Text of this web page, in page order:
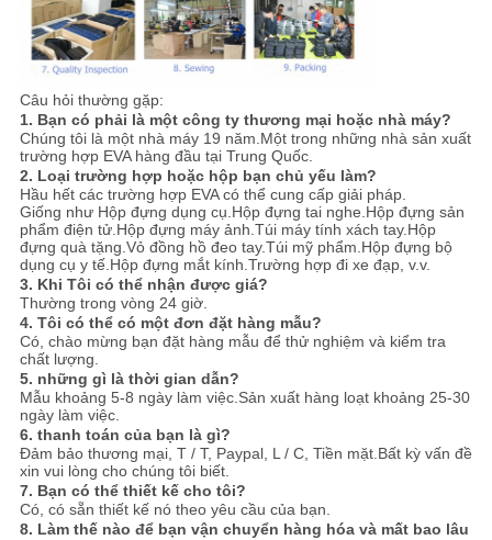
Câu hỏi thường gặp:
1. Bạn có phải là một công ty thương mại hoặc nhà máy?
Chúng tôi là một nhà máy 19 năm.Một trong những nhà sản xuất
trường hợp EVA hàng đầu tại Trung Quốc.
2. Loại trường hợp hoặc hộp bạn chủ yếu làm?
Hầu hết các trường hợp EVA có thể cung cấp giải pháp.
Giống như Hộp đựng dụng cụ.Hộp đựng tai nghe.Hộp đựng sản
phẩm điện tử.Hộp đựng máy ảnh.Túi máy tính xách tay.Hộp
đựng quà tặng.Vỏ đồng hồ đeo tay.Túi mỹ phẩm.Hộp đựng bộ
dụng cụ y tế.Hộp đựng mắt kính.Trường hợp đi xe đạp, v.v.
3. Khi Tôi có thể nhận được giá?
Thường trong vòng 24 giờ.
4. Tôi có thể có một đơn đặt hàng mẫu?
Có, chào mừng bạn đặt hàng mẫu để thử nghiệm và kiểm tra
chất lượng.
5. những gì là thời gian dẫn?
Mẫu khoảng 5-8 ngày làm việc.Sản xuất hàng loạt khoảng 25-30
ngày làm việc.
6. thanh toán của bạn là gì?
Đảm bảo thương mại, T / T, Paypal, L / C, Tiền mặt.Bất kỳ vấn đề
xin vui lòng cho chúng tôi biết.
7. Bạn có thể thiết kế cho tôi?
Có, có sẵn thiết kế nó theo yêu cầu của bạn.
8. Làm thế nào để bạn vận chuyển hàng hóa và mất bao lâu